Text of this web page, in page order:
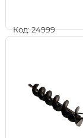
Код: 24999